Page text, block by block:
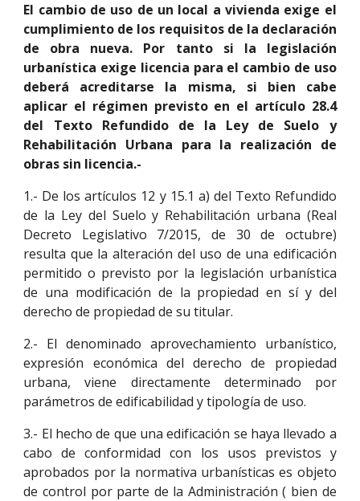
El cambio de uso de un local a vivienda exige el
cumplimiento de los requisitos de la declaración
de obra nueva. Por tanto si la legislación
urbanística exige licencia para el cambio de uso
deberá acreditarse la misma, si bien cabe
aplicar el régimen previsto en el artículo 28.4
del Texto Refundido de la Ley de Suelo y
Rehabilitación Urbana para la realización de
obras sin licencia.-
1.- De los artículos 12 y 15.1 a) del Texto Refundido
de la Ley del Suelo y Rehabilitación urbana (Real
Decreto Legislativo 7/2015, de 30 de octubre)
resulta que la alteración del uso de una edificación
permitido o previsto por la legislación urbanística
de una modificación de la propiedad en sí y del
derecho de propiedad de su titular.
2.- El denominado aprovechamiento urbanístico,
expresión económica del derecho de propiedad
urbana, viene directamente determinado por
parámetros de edificabilidad y tipología de uso.
3.- El hecho de que una edificación se haya llevado a
cabo de conformidad con los usos previstos y
aprobados por la normativa urbanísticas es objeto
de control por parte de la Administración ( bien de